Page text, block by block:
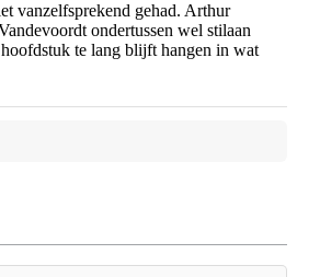
vanzelfsprekend gehad. Arthur
ondertussen wel stilaan
te lang blijft hangen in wat